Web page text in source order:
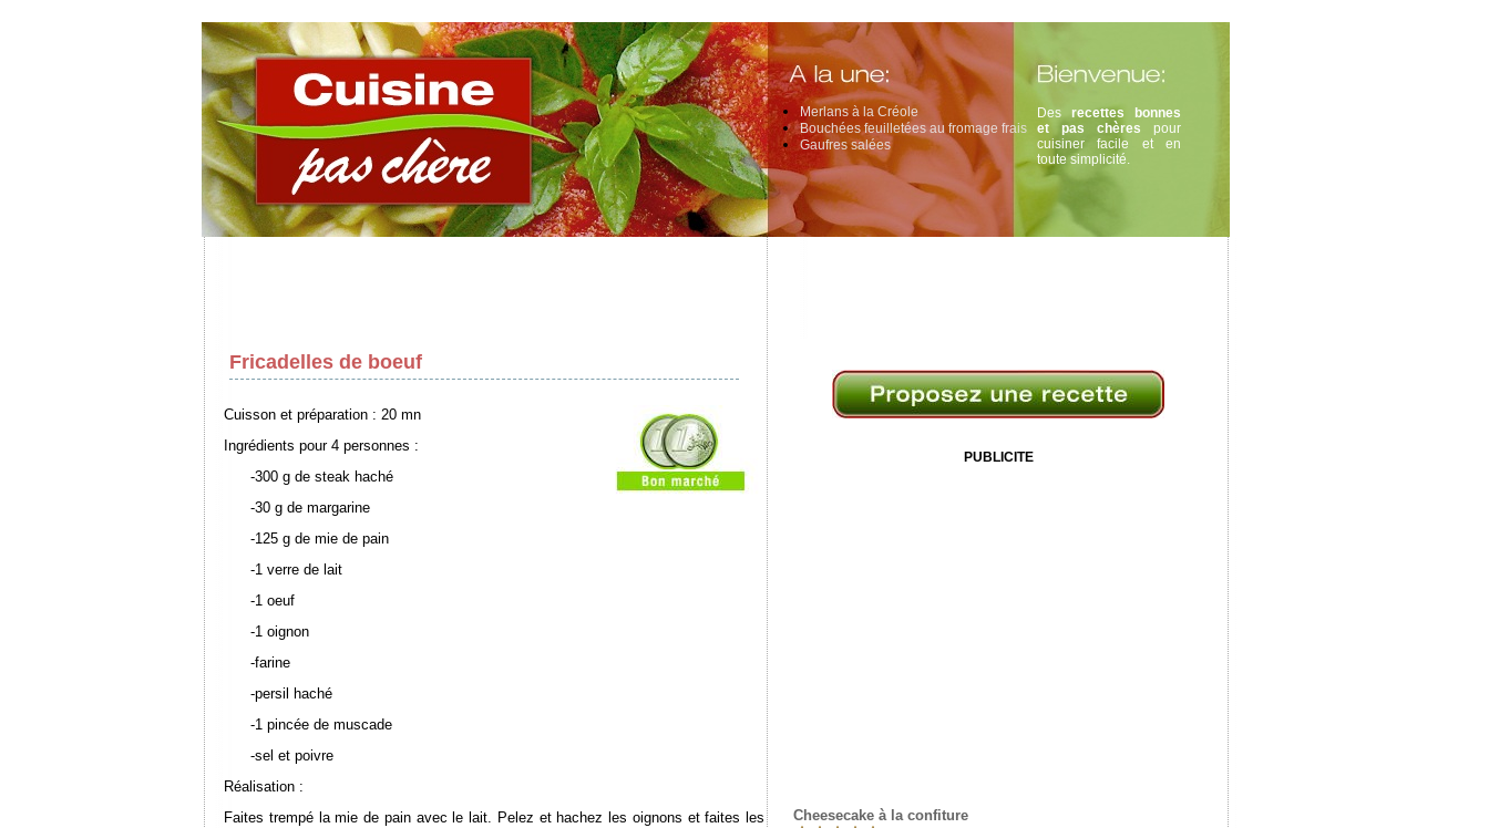
Des recettes bonnes
et pas chères pour
cuisiner facile et en
toute simplicité.
Merlans à la Créole
Bouchées feuilletées au fromage frais
Gaufres salées
Fricadelles de boeuf
Cuisson et préparation : 20 mn
Ingrédients pour 4 personnes :
-300 g de steak haché
-30 g de margarine
-125 g de mie de pain
-1 verre de lait
-1 oeuf
-1 oignon
-farine
-persil haché
-1 pincée de muscade
-sel et poivre
Réalisation :
Faites trempé la mie de pain avec le lait. Pelez et hachez les oignons et faites les
PUBLICITE
Cheesecake à la confiture